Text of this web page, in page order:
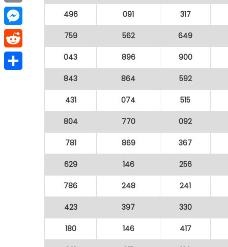
496 091 317
759 562 649
043 896 900
843 864 592
431 074 515
804 770 092
781 869 367
629 146 256
786 248 241
423 397 330
180 146 417
Email
Messenger
Reddit